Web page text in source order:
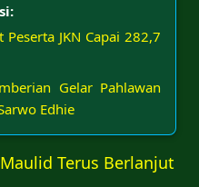
Peserta JKN Capai 282,7
Gelar Pahlawan
Edhie
Terus Berlanjut